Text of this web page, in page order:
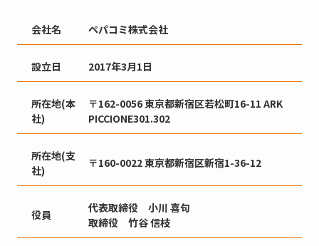
会社名 ペパコミ株式会社
設立日 2017年3月1日
所在地(本
社)
〒162-0056 東京都新宿区若松町16-11 ARK
PICCIONE301.302
所在地(支
社)
〒160-0022 東京都新宿区新宿1-36-12
役員
代表取締役 小川 喜句
取締役 竹谷 信枝